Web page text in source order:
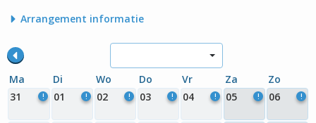
Arrangement informatie
Ma Di Wo Do Vr Za
Zo
31
! 01 ! 02 ! 03 ! 04 ! 05 ! 06 !